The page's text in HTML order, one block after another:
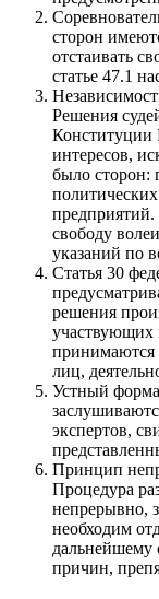
сторон
отстаивать
статье 47.1
Решения
Конституции
интересов,
было сторон:
свободу
указаний по
Статья 30
решения
участвующих
принимаются
лиц,
Устный
экспертов,
Принцип
Процедура
непрерывно,
необходим
дальнейшему
причин,